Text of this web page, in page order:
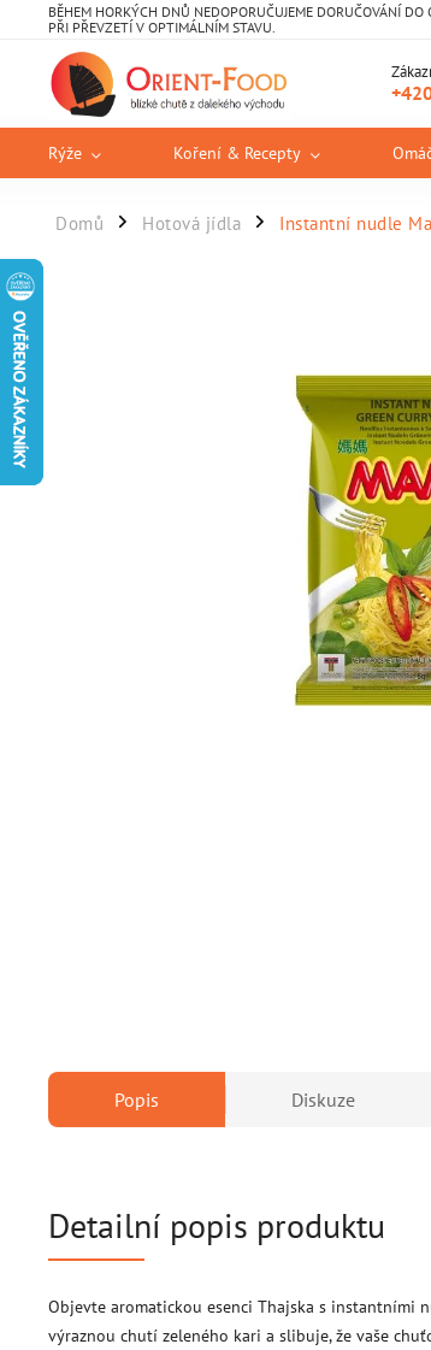
BĚHEM HORKÝCH DNŮ NEDOPORUČUJEME DORUČOVÁNÍ
PŘI PŘEVZETÍ V OPTIMÁLNÍM STAVU.
Rýže Koření & Recepty
Domů / Hotová jídla / Instantní nudle
Popis Diskuze
Detailní popis produktu
Objevte aromatickou esenci Thajska s instantními
výraznou chutí zeleného kari a slibuje, že vaše